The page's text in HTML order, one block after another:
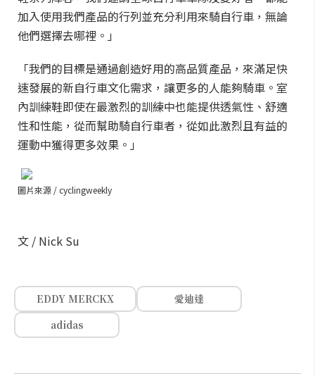
加入使用我們產品的行列並充分利用來騎自行車，無論
他們選擇去哪裡。」
「我們的目標是通過創造好用的高品質產品，來滿足快
速發展的新自行車文化需求，讓更多的人能夠騎車。室
內訓練鞋即使在最激烈的訓練中也能提供透氣性、舒適
性和性能，從而幫助騎自行車者，從如此激烈且有益的
運動中獲得更多效果。」
圖片來源 / cyclingweekly
文 / Nick Su
EDDY MERCKX
愛迪達
adidas